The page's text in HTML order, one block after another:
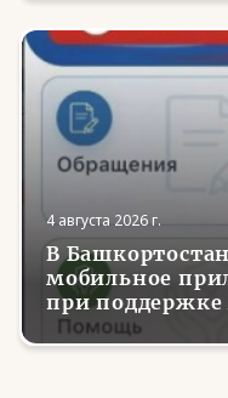
4 августа 2026 г.
В
мобильное
при поддержке
СВО